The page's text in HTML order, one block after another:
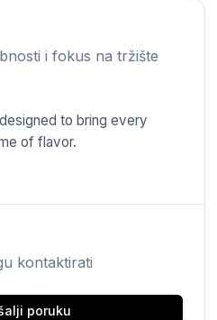
i fokus na tržište
to bring every
of flavor.
kontaktirati
poruku